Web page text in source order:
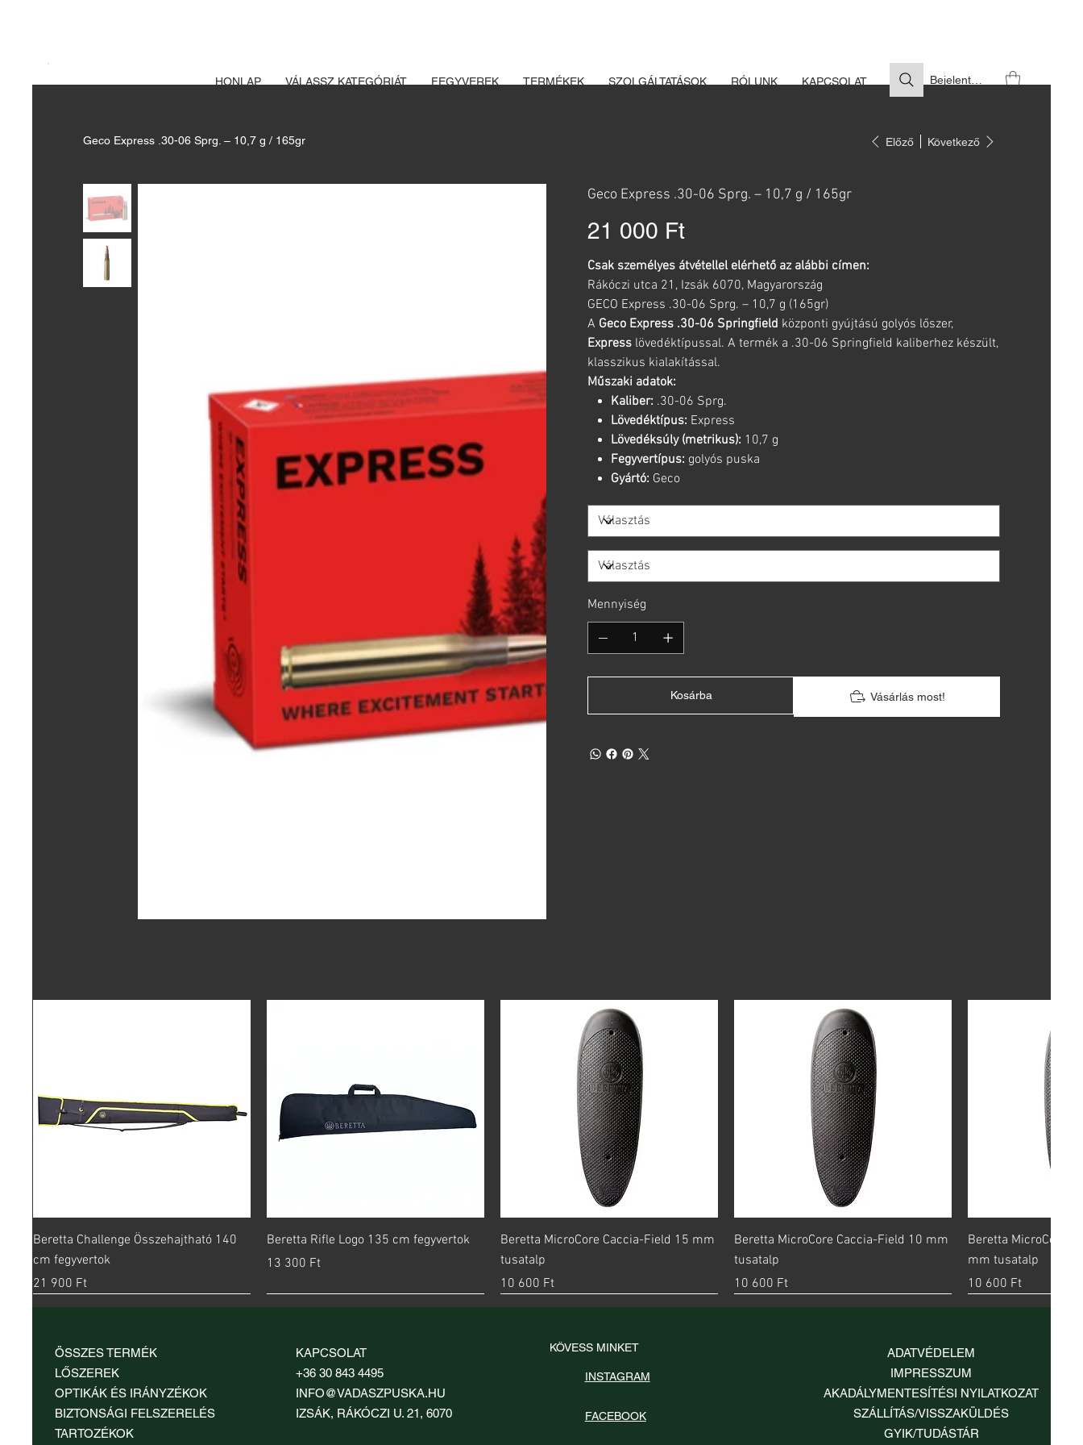
Bejelentkezés
HONLAP VÁLASSZ KATEGÓRIÁT FEGYVEREK TERMÉKEK SZOLGÁLTATÁSOK RÓLUNK KAPCSOLAT
Geco Express .30-06 Sprg. – 10,7 g / 165gr Előző Következő
Geco Express .30-06 Sprg. – 10,7 g / 165gr
21 000 Ft
Csak személyes átvétellel elérhető az alábbi címen:
Rákóczi utca 21, Izsák 6070, Magyarország
GECO Express .30-06 Sprg. – 10,7 g (165gr)
A Geco Express .30-06 Springfield központi gyújtású golyós lőszer,
Expresslövedéktípussal. A termék a .30-06 Springfield kaliberhez készült,
klasszikus kialakítással.
Műszaki adatok:
Kaliber: .30-06 Sprg.
Lövedéktípus: Express
Lövedéksúly (metrikus): 10,7 g
Fegyvertípus: golyós puska
Gyártó: Geco
Mennyiség
Kosárba Vásárlás most!
Gyorsnézet
Beretta Challenge Összehajtható 140
cm fegyvertok
Ár
21 900 Ft
Gyorsnézet
Beretta Rifle Logo 135 cm fegyvertok
Ár
13 300 Ft
Gyorsnézet
Beretta MicroCore Caccia-Field 15 mm
tusatalp
Ár
10 600 Ft
Gyorsnézet
Beretta MicroCore Caccia-Field 10 mm
tusatalp
Ár
10 600 Ft
Beretta MicroCore
mm tusatalp
Ár
10 600 Ft
ADATVÉDELEM
IMPRESSZUM
AKADÁLYMENTESÍTÉSI NYILATKOZAT
SZÁLLÍTÁS/VISSZAKÜLDÉS
GYIK/TUDÁSTÁR
ÖSSZES TERMÉK
LŐSZEREK
OPTIKÁK ÉS IRÁNYZÉKOK
BIZTONSÁGI FELSZERELÉS
TARTOZÉKOK
KÖVESS MINKET
INSTAGRAM
FACEBOOK
KAPCSOLAT
+36 30 843 4495
INFO@VADASZPUSKA.HU
IZSÁK, RÁKÓCZI U. 21, 6070